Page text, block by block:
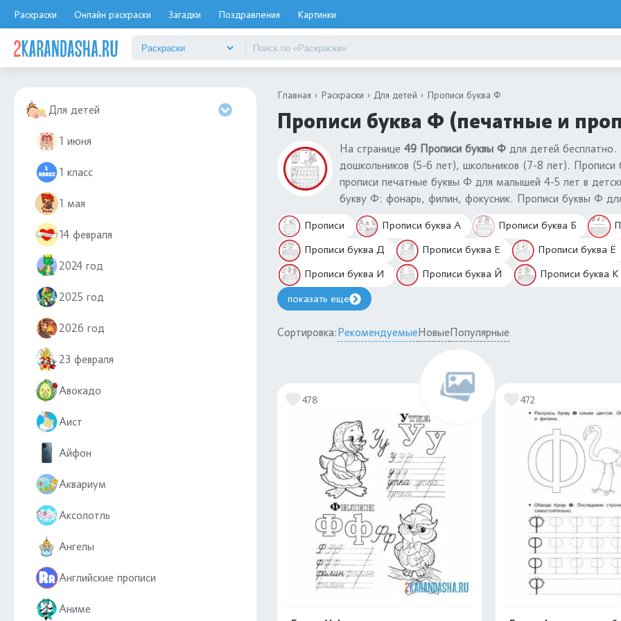
Раскраски Онлайн раскраски Загадки Поздравления Картинки
Для детей
1 июня
1 класс
1 мая
14 февраля
2024 год
2025 год
2026 год
23 февраля
Авокадо
Аист
Айфон
Аквариум
Аксолотль
Ангелы
Английские прописи
Аниме
Главная Раскраски Для детей Прописи буква Ф
Прописи буква Ф (печатные и
На странице 49 Прописи буквы Ф для детей бесплатно.
дошкольников (5-6 лет), школьников (7-8 лет). Прописи
прописи печатные буквы Ф для малышей 4-5 лет в
букву Ф: фонарь, филин, фокусник. Прописи буквы Ф
Прописи Прописи буква А Прописи буква Б
Прописи буква Д
Прописи буква Е
Прописи буква Ё
Прописи буква И
Прописи буква Й
Прописи буква К
показать еще
Сортировка:РекомендуемыеНовыеПопулярные
478 472